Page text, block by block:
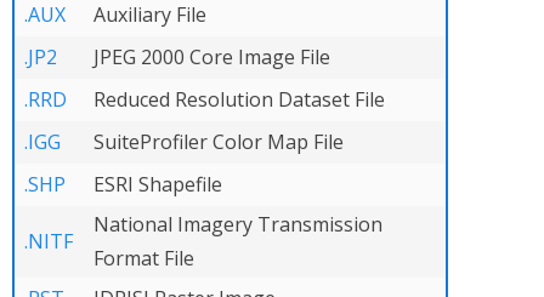
.AUX
Auxiliary File
.JP2
JPEG 2000 Core Image File
.RRD
Reduced Resolution Dataset File
.IGG
SuiteProfiler Color Map File
.SHP
ESRI Shapefile
.NITF
National Imagery Transmission
Format File